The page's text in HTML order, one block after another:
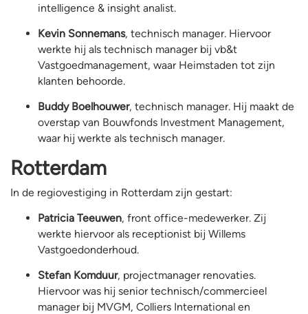
intelligence & insight analist.
Kevin Sonnemans, technisch manager. Hiervoor
werkte hij als technisch manager bij vb&t
Vastgoedmanagement, waar Heimstaden tot zijn
klanten behoorde.
Buddy Boelhouwer, technisch manager. Hij maakt de
overstap van Bouwfonds Investment Management,
waar hij werkte als technisch manager.
Rotterdam
In de regiovestiging in Rotterdam zijn gestart:
Patricia Teeuwen, front office-medewerker. Zij
werkte hiervoor als receptionist bij Willems
Vastgoedonderhoud.
Stefan Komduur, projectmanager renovaties.
Hiervoor was hij senior technisch/commercieel
manager bij MVGM, Colliers International en